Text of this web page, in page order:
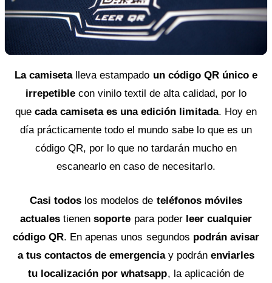
La camisetalleva estampado un código QR único e
irrepetiblecon vinilo textil de alta calidad, por lo
quecada camiseta es una edición limitada. Hoy en
día prácticamente todo el mundo sabe lo que es un
código QR, por lo que no tardarán mucho en
escanearlo en caso de necesitarlo.
Casi todos los modelos de teléfonos móviles
actualestienensoporte para poder leer cualquier
código QR. En apenas unos segundos podrán avisar
a tus contactos de emergenciay podránenviarles
tu localización por whatsapp, la aplicación de